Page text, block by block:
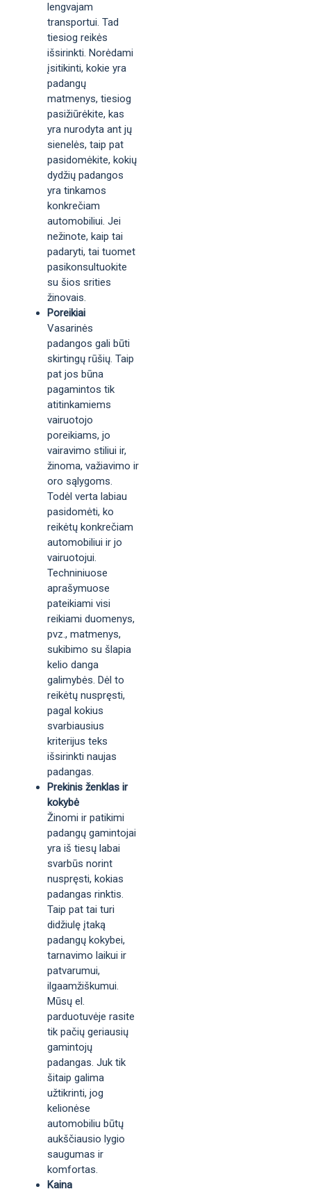
lengvajam
transportui. Tad
tiesiog reikės
išsirinkti. Norėdami
įsitikinti, kokie yra
padangų
matmenys, tiesiog
pasižiūrėkite, kas
yra nurodyta ant jų
sienelės, taip pat
pasidomėkite, kokių
dydžių padangos
yra tinkamos
konkrečiam
automobiliui. Jei
nežinote, kaip tai
padaryti, tai tuomet
pasikonsultuokite
su šios srities
žinovais.
Poreikiai
Vasarinės
padangos gali būti
skirtingų rūšių. Taip
pat jos būna
pagamintos tik
atitinkamiems
vairuotojo
poreikiams, jo
vairavimo stiliui ir,
žinoma, važiavimo ir
oro sąlygoms.
Todėl verta labiau
pasidomėti, ko
reikėtų konkrečiam
automobiliui ir jo
vairuotojui.
Techniniuose
aprašymuose
pateikiami visi
reikiami duomenys,
pvz., matmenys,
sukibimo su šlapia
kelio danga
galimybės. Dėl to
reikėtų nuspręsti,
pagal kokius
svarbiausius
kriterijus teks
išsirinkti naujas
padangas.
Prekinis ženklas ir
kokybė
Žinomi ir patikimi
padangų gamintojai
yra iš tiesų labai
svarbūs norint
nuspręsti, kokias
padangas rinktis.
Taip pat tai turi
didžiulę įtaką
padangų kokybei,
tarnavimo laikui ir
patvarumui,
ilgaamžiškumui.
Mūsų el.
parduotuvėje rasite
tik pačių geriausių
gamintojų
padangas. Juk tik
šitaip galima
užtikrinti, jog
kelionėse
automobiliu būtų
aukščiausio lygio
saugumas ir
komfortas.
Kaina